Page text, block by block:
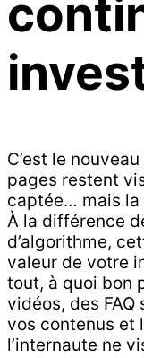
C’est le
pages restent
captée… mais la
À la différence
d’algorithme,
valeur de votre
tout, à quoi bon
vidéos, des FAQ
vos contenus et
l’internaute ne